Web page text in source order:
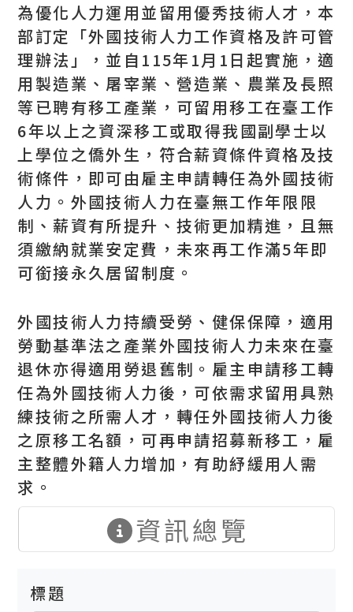
為優化人力運用並留用優秀技術人才，本
部訂定「外國技術人力工作資格及許可管
理辦法」，並自115年1月1日起實施，適
用製造業、屠宰業、營造業、農業及長照
等已聘有移工產業，可留用移工在臺工作
6年以上之資深移工或取得我國副學士以
上學位之僑外生，符合薪資條件資格及技
術條件，即可由雇主申請轉任為外國技術
人力。外國技術人力在臺無工作年限限
制、薪資有所提升、技術更加精進，且無
須繳納就業安定費，未來再工作滿5年即
可銜接永久居留制度。
外國技術人力持續受勞、健保保障，適用
勞動基準法之產業外國技術人力未來在臺
退休亦得適用勞退舊制。雇主申請移工轉
任為外國技術人力後，可依需求留用具熟
練技術之所需人才，轉任外國技術人力後
之原移工名額，可再申請招募新移工，雇
主整體外籍人力增加，有助紓緩用人需
求。
資訊總覽
標題